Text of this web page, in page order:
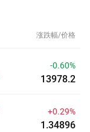
涨跌幅/价格
-0.60%
13978.2
+0.28%
1.34886